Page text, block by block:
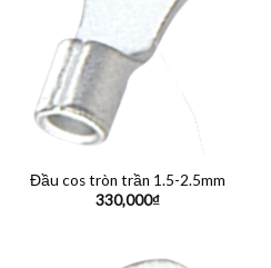
Đầu cos tròn trần 1.5-2.5mm
330,000₫